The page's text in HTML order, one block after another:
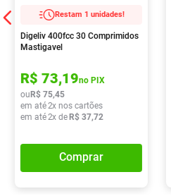
Restam 1 unidades!
Digeliv 400fcc 30 Comprimidos
Mastigavel
R$ 73,19no PIX
ouR$ 75,45
em até2x nos cartões
em até2x deR$ 37,72
Comprar